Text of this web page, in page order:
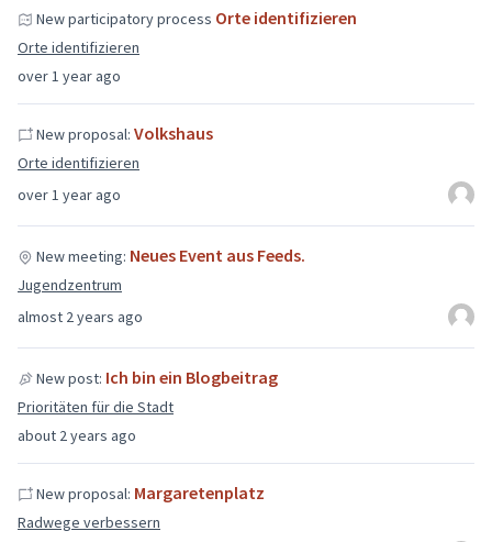
over 1 year ago
New participatory process Orte identifizieren
Orte identifizieren
over 1 year ago
New proposal: Volkshaus
Orte identifizieren
almost 2 years ago
New meeting: Neues Event aus Feeds.
Jugendzentrum
about 2 years ago
New post: Ich bin ein Blogbeitrag
Prioritäten für die Stadt
New proposal: Margaretenplatz
Radwege verbessern